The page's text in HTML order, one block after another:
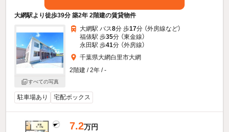
大網駅より徒歩39分 築2年 2階建の賃貸物件
すべての写真
大網駅 バス8分 歩17分 （外房線など）
福俵駅 歩35分 （東金線）
永田駅 歩41分 （外房線）
千葉県大網白里市大網
2階建 / 2年 / -
駐車場あり 宅配ボックス
7.2万円